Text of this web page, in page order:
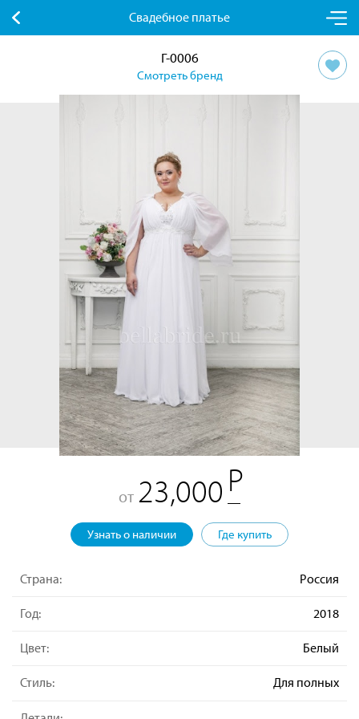
Свадебное платье
Г-0006
Смотреть бренд
от 23,000
Узнать о наличии Где купить
Страна: Россия
Год: 2018
Цвет: Белый
Стиль: Для полных